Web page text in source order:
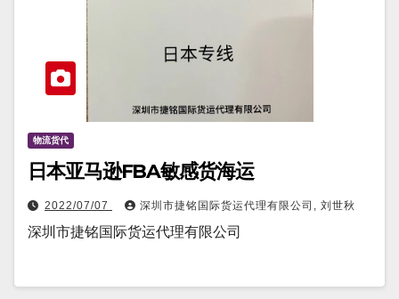
物流货代
日本亚马逊FBA敏感货海运
2022/07/07 深圳市捷铭国际货运代理有限公司, 刘世秋
深圳市捷铭国际货运代理有限公司